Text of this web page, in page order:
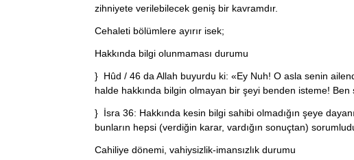
zihniyete verilebilecek geniş bir kavramdır.
Cehaleti bölümlere ayırır isek;
Hakkında bilgi olunmaması durumu
} Hûd / 46 da Allah buyurdu ki: «Ey Nuh! O asla senin
halde hakkında bilgin olmayan bir şeyi benden isteme!
} İsra 36: Hakkında kesin bilgi sahibi olmadığın şeye
bunların hepsi (verdiğin karar, vardığın sonuçtan)
Cahiliye dönemi, vahiysizlik-imansızlık durumu